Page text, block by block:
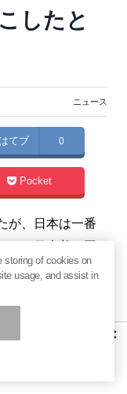
したと
ニュース
はてブ 0
Pocket
が、日本は一番
たすぐに取り下
したことは良い
う少し、科学者
かを考えるべき
to lose! 失う物は
×
storing of cookies on
usage, and assist in